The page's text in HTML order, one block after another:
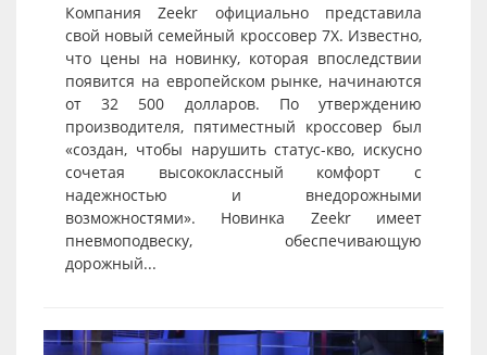
Компания Zeekr официально представила
свой новый семейный кроссовер 7X. Известно,
что цены на новинку, которая впоследствии
появится на европейском рынке, начинаются
от 32 500 долларов. По утверждению
производителя, пятиместный кроссовер был
«создан, чтобы нарушить статус-кво, искусно
сочетая высококлассный комфорт с
надежностью и внедорожными
возможностями». Новинка Zeekr имеет
пневмоподвеску, обеспечивающую
дорожный...